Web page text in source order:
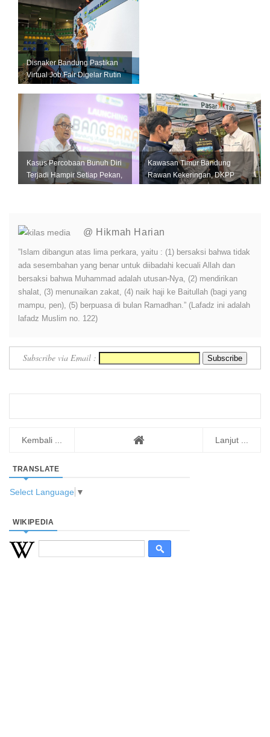
Disnaker Bandung Pastikan
Virtual Job Fair Digelar Rutin
Kasus Percobaan Bunuh Diri
Terjadi Hampir Setiap Pekan,
Kawasan Timur Bandung
Rawan Kekeringan, DKPP
@ Hikmah Harian
”Islam dibangun atas lima perkara, yaitu : (1) bersaksi bahwa tidak
ada sesembahan yang benar untuk diibadahi kecuali Allah dan
bersaksi bahwa Muhammad adalah utusan-Nya, (2) mendirikan
shalat, (3) menunaikan zakat, (4) naik haji ke Baitullah (bagi yang
mampu, pen), (5) berpuasa di bulan Ramadhan.” (Lafadz ini adalah
lafadz Muslim no. 122)
Subscribe via Email :
Kembali ... Lanjut ...
TRANSLATE
Select Language ▼
WIKIPEDIA